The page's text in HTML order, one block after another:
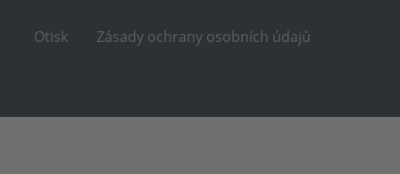
Otisk Zásady ochrany osobních údajů